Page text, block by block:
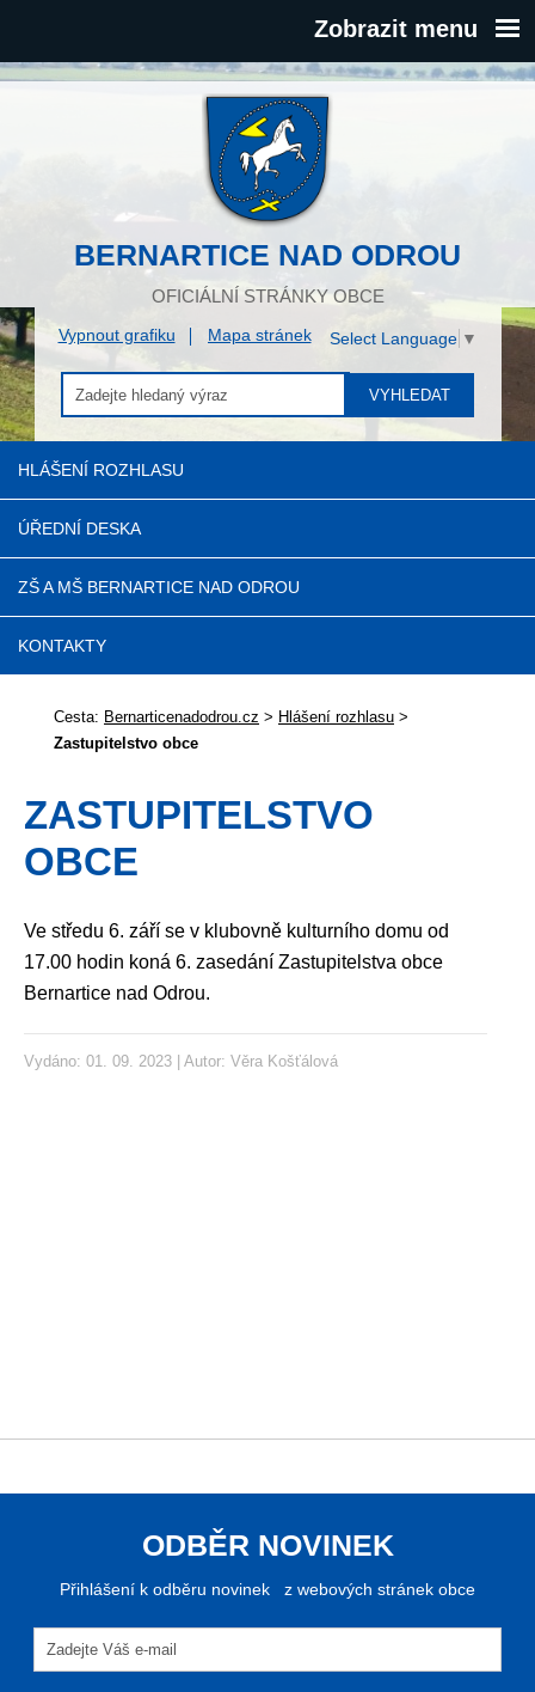
Zobrazit menu
BERNARTICE NAD ODROU
OFICIÁLNÍ STRÁNKY OBCE
Vypnout grafiku Mapa stránek Select Language ▼
VYHLEDAT
HLÁŠENÍ ROZHLASU
ÚŘEDNÍ DESKA
ZŠ A MŠ BERNARTICE NAD ODROU
KONTAKTY
Cesta: Bernarticenadodrou.cz > Hlášení rozhlasu >
Zastupitelstvo obce
ZASTUPITELSTVO
OBCE
Ve středu 6. září se v klubovně kulturního domu od
17.00 hodin koná 6. zasedání Zastupitelstva obce
Bernartice nad Odrou.
Vydáno: 01. 09. 2023 | Autor: Věra Košťálová
ODBĚR NOVINEK
Přihlášení k odběru novinek z webových stránek obce